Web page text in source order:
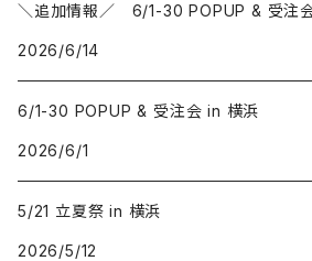
＼追加情報／ 6/1-30 POPUP & 受注
2026/6/14
6/1-30 POPUP & 受注会 in 横浜
2026/6/1
5/21 立夏祭 in 横浜
2026/5/12